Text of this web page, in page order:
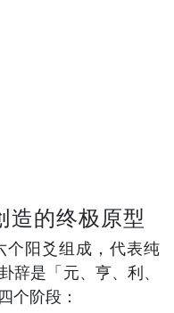
造的终极原型
个阳爻组成，代表纯
辞是「元、亨、利、
个阶段：